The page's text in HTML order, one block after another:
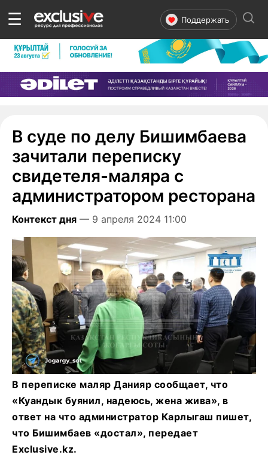
☰ Поддержать
В суде по делу Бишимбаева
зачитали переписку
свидетеля-маляра с
администратором ресторана
Контекст дня — 9 апреля 2024 11:00
В переписке маляр Данияр сообщает, что
«Куандык буянил, надеюсь, жена жива», в
ответ на что администратор Карлыгаш пишет,
что Бишимбаев «достал», передает
Exclusive.kz.